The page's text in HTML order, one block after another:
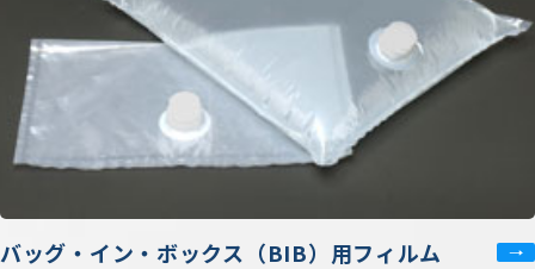
バッグ・イン・ボックス（BIB）用フィルム